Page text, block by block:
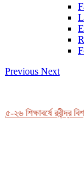
Previous Next
রবীন্দ্র